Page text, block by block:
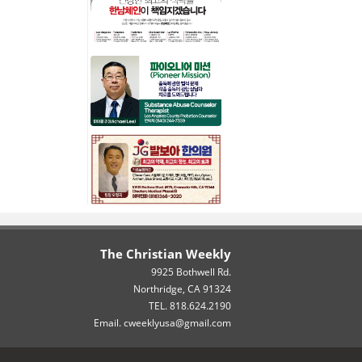
The Christian Weekly
9925 Bothwell Rd.
Northridge, CA 91324
TEL. 818.624.2190
Email. cweeklyusa@gmail.com